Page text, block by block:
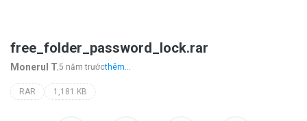
free_folder_password_lock.rar
Monerul T.5 năm trướcthêm...
RAR 1,181 KB